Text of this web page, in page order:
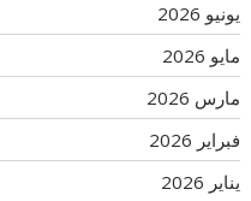
يونيو 2026
مايو 2026
مارس 2026
فبراير 2026
يناير 2026